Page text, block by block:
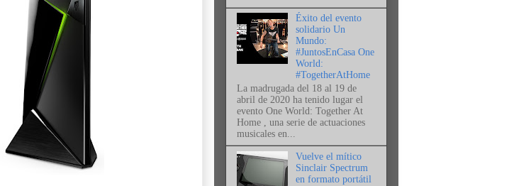
Éxito del evento
solidario Un
Mundo:
#JuntosEnCasa One
World:
#TogetherAtHome
La madrugada del 18 al 19 de
abril de 2020 ha tenido lugar el
evento One World: Together At
Home , una serie de actuaciones
musicales en...
Vuelve el mítico
Sinclair Spectrum
en formato portátil